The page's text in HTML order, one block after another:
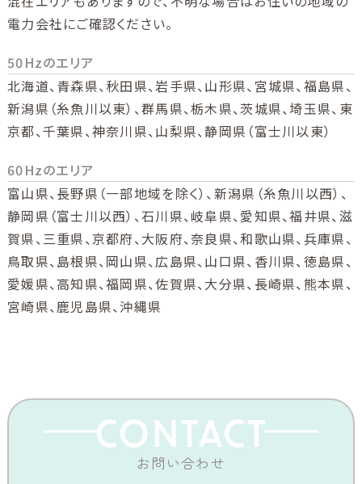
電力会社にご確認ください。
50Hzのエリア
北海道、青森県、秋田県、岩手県、山形県、宮城県、福島県、
新潟県（糸魚川以東）、群馬県、栃木県、茨城県、埼玉県、東
京都、千葉県、神奈川県、山梨県、静岡県（富士川以東）
60Hzのエリア
富山県、長野県（一部地域を除く）、新潟県（糸魚川以西）、
静岡県（富士川以西）、石川県、岐阜県、愛知県、福井県、滋
賀県、三重県、京都府、大阪府、奈良県、和歌山県、兵庫県、
鳥取県、島根県、岡山県、広島県、山口県、香川県、徳島県、
愛媛県、高知県、福岡県、佐賀県、大分県、長崎県、熊本県、
宮崎県、鹿児島県、沖縄県
CONTACT
お問い合わせ